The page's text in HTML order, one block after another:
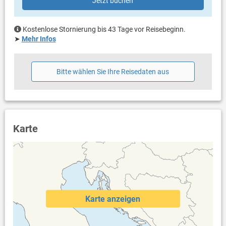
Privater Parkplatz auf dem Grundstück
Haustier nicht erlaubt
Klimaanlage im Preis inklusive
Bettwäsche vorhanden
Kostenlose Stornierung bis 43 Tage vor Reisebeginn.
➤ Mehr Infos
Bitte wählen Sie Ihre Reisedaten aus
Karte
Karte anzeigen